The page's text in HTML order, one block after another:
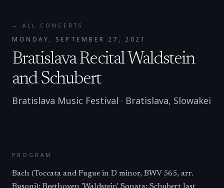
← ALL CONCERTS
MONDAY, SEPTEMBER 27, 2021
Bratislava Recital Waldstein
and Schubert
Bratislava Music Festival · Bratislava, Slowakei
PROGRAM
Bach (Toccata and Fugue in D minor, BWV 565, arr.